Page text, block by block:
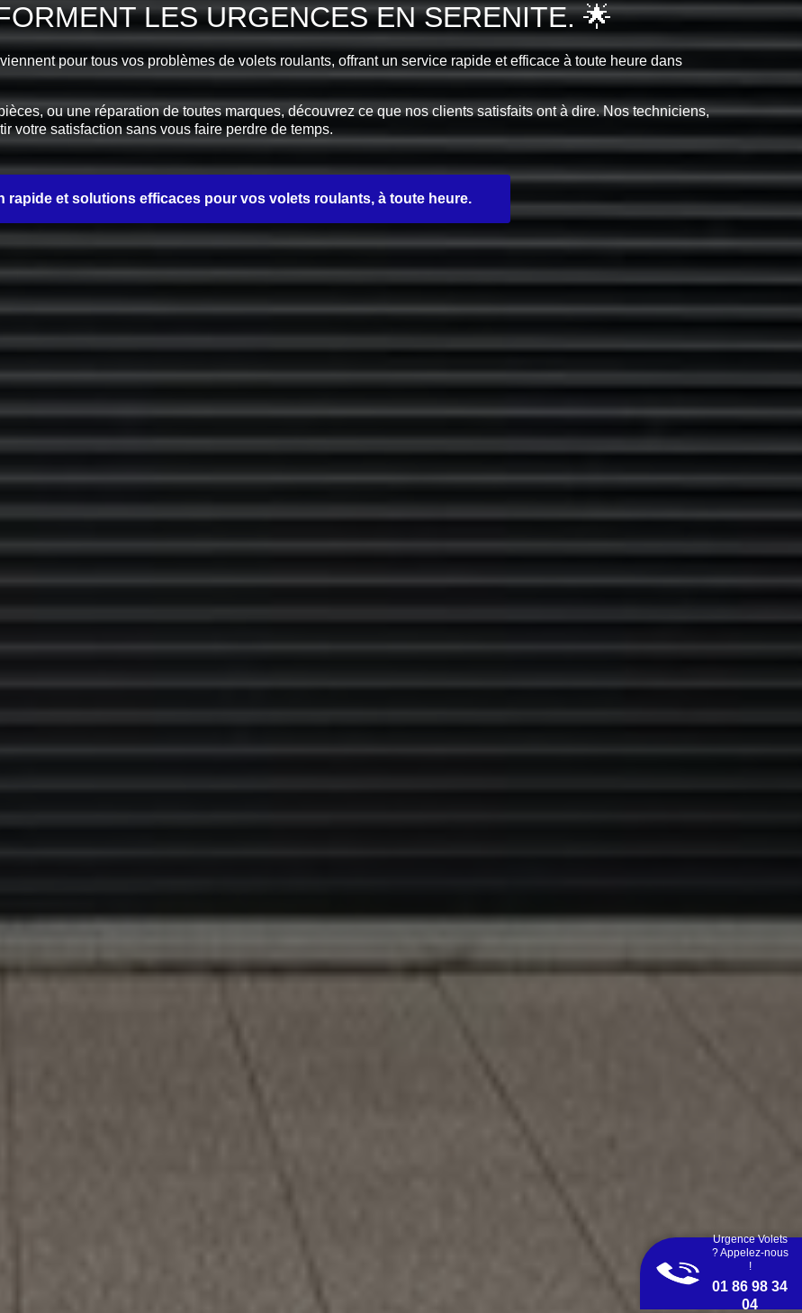
LES URGENCES EN SERENITE. 🌟
pour tous vos problèmes de volets roulants, offrant un service rapide et efficace à toute heure dans
ou une réparation de toutes marques, découvrez ce que nos clients satisfaits ont à dire. Nos techniciens,
votre satisfaction sans vous faire perdre de temps.
rapide et solutions efficaces pour vos volets roulants, à toute heure.
Urgence Volets
? Appelez-nous
!
01 86 98 34
04